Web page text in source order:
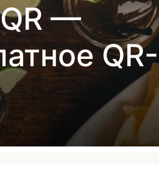
—
QR-